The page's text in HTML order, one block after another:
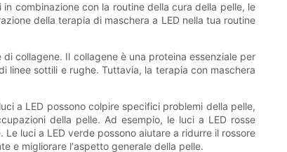
combinazione con la routine della cura della pelle, le
della terapia di maschera a LED nella tua routine
collagene. Il collagene è una proteina essenziale per
linee sottili e rughe. Tuttavia, la terapia con maschera
a LED possono colpire specifici problemi della pelle,
della pelle. Ad esempio, le luci a LED rosse
luci a LED verde possono aiutare a ridurre il rossore
e migliorare l'aspetto generale della pelle.